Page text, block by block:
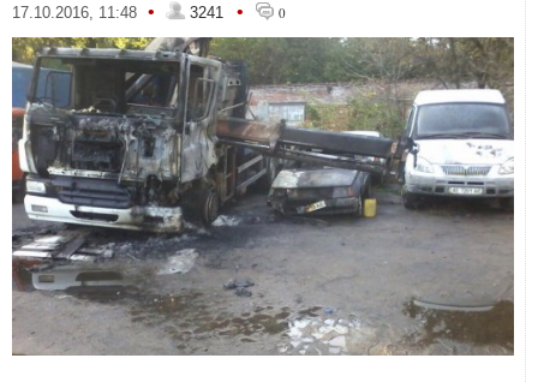
17.10.2016, 11:48 • 3241 • 0